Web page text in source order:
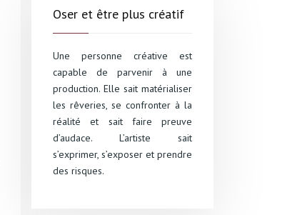
Oser et être plus créatif
Une personne créative est
capable de parvenir à une
production. Elle sait matérialiser
les rêveries, se confronter à la
réalité et sait faire preuve
d’audace. L’artiste sait
s’exprimer, s’exposer et prendre
des risques.